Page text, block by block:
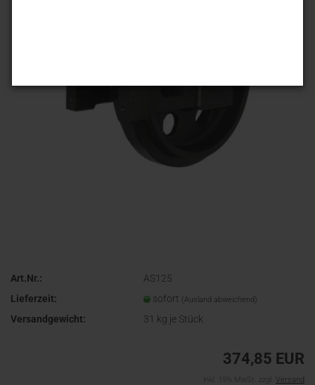
Art.Nr.:
AS125
Lieferzeit:
sofort (Ausland abweichend)
Versandgewicht: 31 kg je Stück
374,85 EUR
inkl. 19% MwSt. zzgl. Versand